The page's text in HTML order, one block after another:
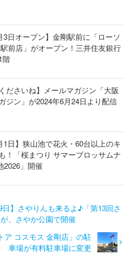
3日オープン】金剛駅前に「ローソ
前店」がオープン！三井住友銀行
階
ださいね】メールマガジン「大阪
ジン」が2024年6月24日より配信
1日】狭山池で花火・60台以上のキ
！「桜まつり サマーブロッサムナ
2026」開催
日】さやりんも来るよ♪「第13回さ
、さやか公園で開催
ア コスモス 金剛店」の駐
車場が有料駐車場に変更